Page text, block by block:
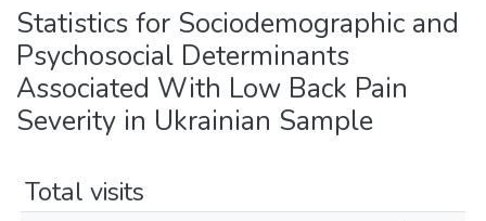
Collections
All of DSpace
Statistics for Sociodemographic and
Psychosocial Determinants
Associated With Low Back Pain
Severity in Ukrainian Sample
Total visits